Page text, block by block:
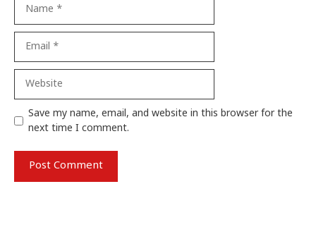
Save my name, email, and website in this browser for the
next time I comment.